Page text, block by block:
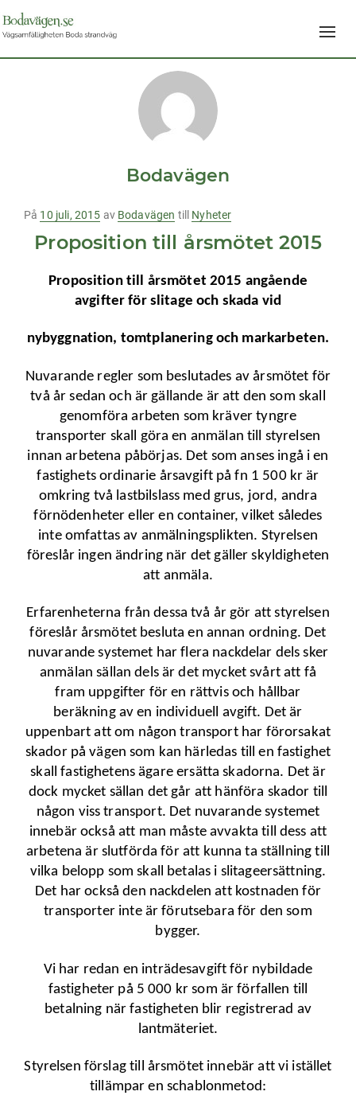
av/på
Bodavägen
På Publicerad
10 juli, 2015 av Bodavägen till Nyheter
Proposition till årsmötet 2015
Proposition till årsmötet 2015 angående
avgifter för slitage och skada vid
nybyggnation, tomtplanering och markarbeten.
Nuvarande regler som beslutades av årsmötet för
två år sedan och är gällande är att den som skall
genomföra arbeten som kräver tyngre
transporter skall göra en anmälan till styrelsen
innan arbetena påbörjas. Det som anses ingå i en
fastighets ordinarie årsavgift på fn 1 500 kr är
omkring två lastbilslass med grus, jord, andra
förnödenheter eller en container, vilket således
inte omfattas av anmälningsplikten. Styrelsen
föreslår ingen ändring när det gäller skyldigheten
att anmäla.
Erfarenheterna från dessa två år gör att styrelsen
föreslår årsmötet besluta en annan ordning. Det
nuvarande systemet har flera nackdelar dels sker
anmälan sällan dels är det mycket svårt att få
fram uppgifter för en rättvis och hållbar
beräkning av en individuell avgift. Det är
uppenbart att om någon transport har förorsakat
skador på vägen som kan härledas till en fastighet
skall fastighetens ägare ersätta skadorna. Det är
dock mycket sällan det går att hänföra skador till
någon viss transport. Det nuvarande systemet
innebär också att man måste avvakta till dess att
arbetena är slutförda för att kunna ta ställning till
vilka belopp som skall betalas i slitageersättning.
Det har också den nackdelen att kostnaden för
transporter inte är förutsebara för den som
bygger.
Vi har redan en inträdesavgift för nybildade
fastigheter på 5 000 kr som är förfallen till
betalning när fastigheten blir registrerad av
lantmäteriet.
Styrelsen förslag till årsmötet innebär att vi istället
tillämpar en schablonmetod: